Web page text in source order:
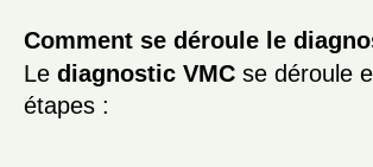
Comment se déroule le
Le diagnostic VMC se déroule
étapes :